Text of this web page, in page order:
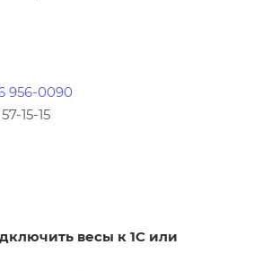
956-0090
15-15
весы к 1С или